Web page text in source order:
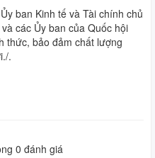
ban Kinh tế và Tài chính chủ
các Ủy ban của Quốc hội
thức, bảo đảm chất lượng
.
0 đánh giá